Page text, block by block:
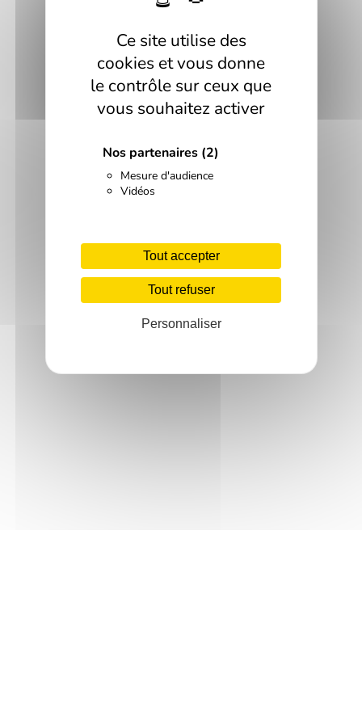
Ce site utilise des
cookies et vous donne
le contrôle sur ceux que
vous souhaitez activer
Nos partenaires (2)
Mesure d'audience
Vidéos
Tout accepter
Tout refuser
Personnaliser